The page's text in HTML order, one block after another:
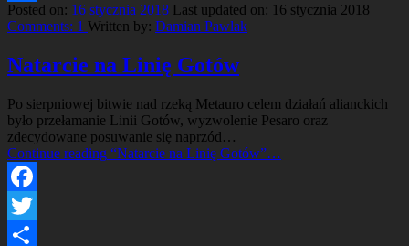
Share
Posted on: 16 stycznia 2018 Last updated on: 16 stycznia 2018
Comments: 1 Written by: Damian Pawlak
Natarcie na Linię Gotów
Po sierpniowej bitwie nad rzeką Metauro celem działań alianckich
było przełamanie Linii Gotów, wyzwolenie Pesaro oraz
zdecydowane posuwanie się naprzód…
Continue reading “Natarcie na Linię Gotów”…
Facebook
Twitter